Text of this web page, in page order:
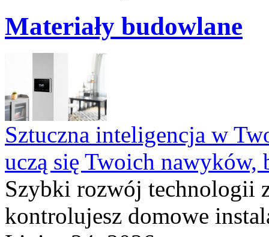
Materiały budowlane
Sztuczna inteligencja w
uczą się Twoich nawyków,
Szybki rozwój technologii
kontrolujesz domowe